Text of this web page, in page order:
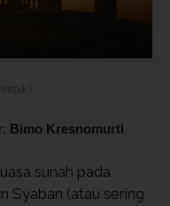
Bimo Kresnomurti
sunah pada
Syaban (atau sering